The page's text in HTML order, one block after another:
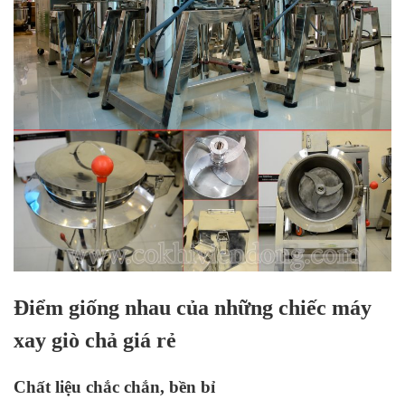
Điểm giống nhau của những chiếc máy
xay giò chả giá rẻ
Chất liệu chắc chắn, bền bỉ